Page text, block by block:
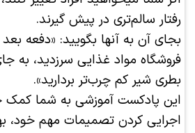
رفتار سالم‌تری در پیش گیرند.
بجای آن به آنها بگویید: «دفعه
فروشگاه مواد غذایی سرزدید، به
بطری شیر کم چرب‌تر بردارید».
این پادکست آموزشی به شما کمک
اجرایی کردن تصمیمات مهم خود،